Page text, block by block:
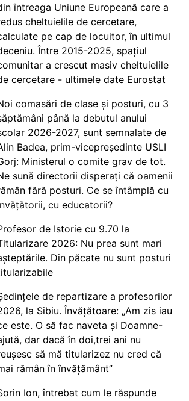
întreaga Uniune Europeană care a
cheltuielile de cercetare,
pe cap de locuitor, în ultimul
Între 2015-2025, spațiul
a crescut masiv cheltuielile
cercetare - ultimele date Eurostat
comasări de clase și posturi, cu 3
până la debutul anului
2026-2027, sunt semnalate de
Badea, prim-vicepreședinte USLI
Ministerul o comite grav de tot.
sună directorii disperați că oamenii
fără posturi. Ce se întâmplă cu
cu educatorii?
de Istorie cu 9.70 la
2026: Nu prea sunt mari
Din păcate nu sunt posturi
de repartizare a profesorilor
la Sibiu. Învățătoare: „Am zis iau
este. O să fac naveta și Doamne-
dar dacă în doi,trei ani nu
să mă titularizez nu cred că
rămân în învățământ”
Ion, întrebat cum le răspunde